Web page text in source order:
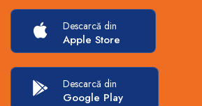
Descarcă din
Apple Store
Descarcă din
Google Play